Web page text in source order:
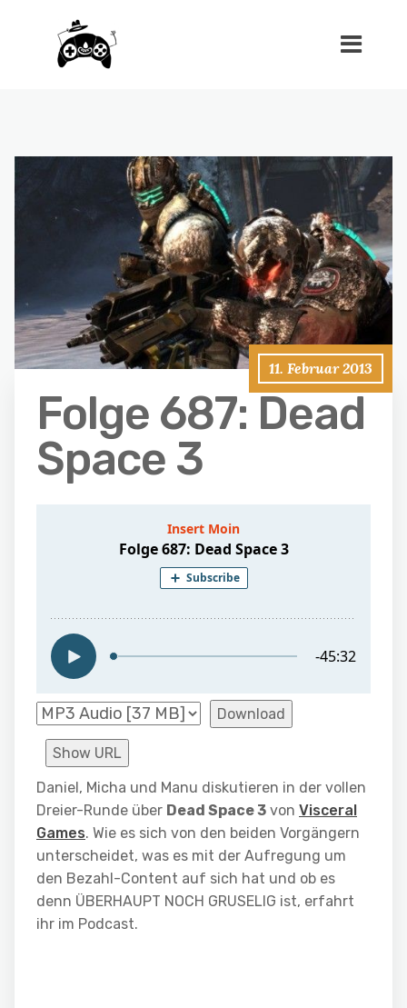
11. Februar 2013
Folge 687: Dead
Space 3
Download
Show URL
Daniel, Micha und Manu diskutieren in der vollen
Dreier-Runde über Dead Space 3 von Visceral
Games. Wie es sich von den beiden Vorgängern
unterscheidet, was es mit der Aufregung um
den Bezahl-Content auf sich hat und ob es
denn ÜBERHAUPT NOCH GRUSELIG ist, erfahrt
ihr im Podcast.